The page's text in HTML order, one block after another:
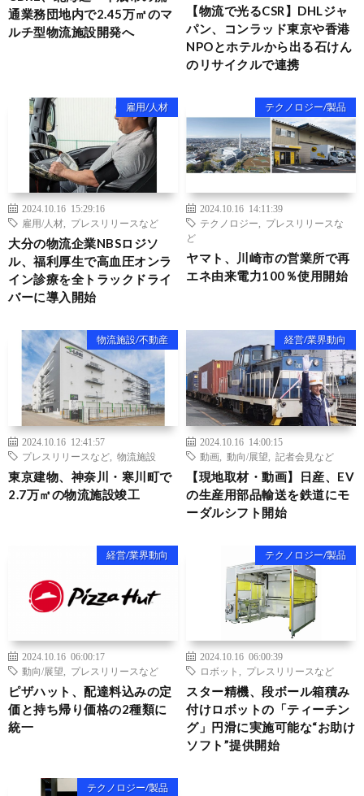
通業務団地内で2.45万㎡のマ
ルチ型物流施設開発へ
【物流で光るCSR】DHLジャ
パン、コンラッド東京や香港
NPOとホテルから出る石けん
のリサイクルで連携
雇用/人材
2024.10.16 15:29:16
雇用/人材
プレスリリースなど
大分の物流企業NBSロジソ
ル、福利厚生で高血圧オンラ
イン診療を全トラックドライ
バーに導入開始
テクノロジー/製品
2024.10.16 14:11:39
テクノロジー
プレスリリースな
ど
ヤマト、川崎市の営業所で再
エネ由来電力100％使用開始
物流施設/不動産
2024.10.16 12:41:57
プレスリリースなど
物流施設
東京建物、神奈川・寒川町で
2.7万㎡の物流施設竣工
経営/業界動向
2024.10.16 14:00:15
動画
動向/展望 記者会見など
【現地取材・動画】日産、EV
の生産用部品輸送を鉄道にモ
ーダルシフト開始
経営/業界動向
2024.10.16 06:00:17
動向/展望
プレスリリースなど
ピザハット、配達料込みの定
価と持ち帰り価格の2種類に
統一
テクノロジー/製品
2024.10.16 06:00:39
ロボット
プレスリリースなど
スター精機、段ボール箱積み
付けロボットの「ティーチン
グ」円滑に実施可能な“お助け
ソフト”提供開始
テクノロジー/製品